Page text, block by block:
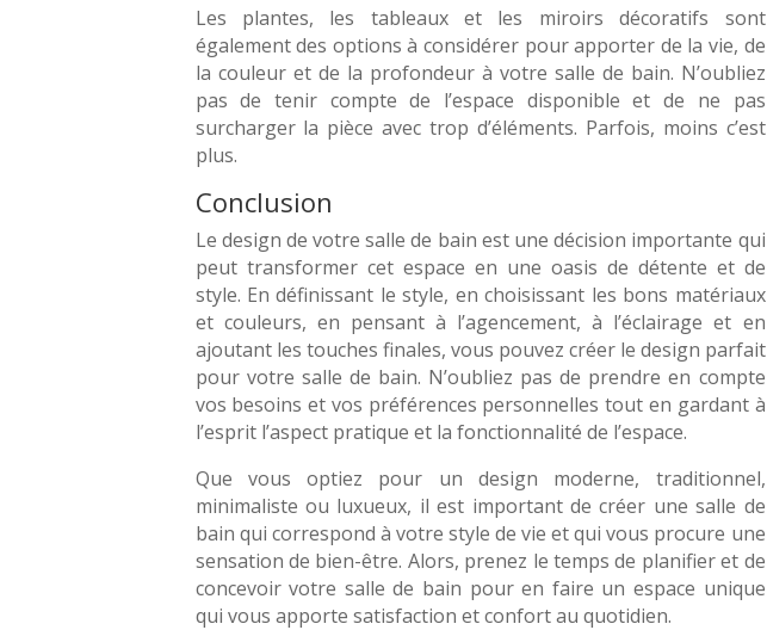
Les plantes, les tableaux et les miroirs décoratifs sont
également des options à considérer pour apporter de la vie, de
la couleur et de la profondeur à votre salle de bain. N’oubliez
pas de tenir compte de l’espace disponible et de ne pas
surcharger la pièce avec trop d’éléments. Parfois, moins c’est
plus.
Conclusion
Le design de votre salle de bain est une décision importante qui
peut transformer cet espace en une oasis de détente et de
style. En définissant le style, en choisissant les bons matériaux
et couleurs, en pensant à l’agencement, à l’éclairage et en
ajoutant les touches finales, vous pouvez créer le design parfait
pour votre salle de bain. N’oubliez pas de prendre en compte
vos besoins et vos préférences personnelles tout en gardant à
l’esprit l’aspect pratique et la fonctionnalité de l’espace.
Que vous optiez pour un design moderne, traditionnel,
minimaliste ou luxueux, il est important de créer une salle de
bain qui correspond à votre style de vie et qui vous procure une
sensation de bien-être. Alors, prenez le temps de planifier et de
concevoir votre salle de bain pour en faire un espace unique
qui vous apporte satisfaction et confort au quotidien.